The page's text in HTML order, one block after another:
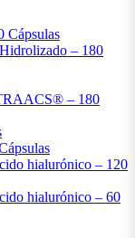
Cápsulas
– 180
– 180
hialurónico – 120
hialurónico – 60